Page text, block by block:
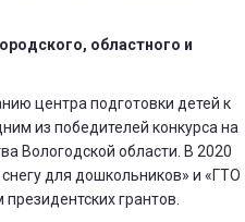
областного и
центра подготовки детей к
из победителей конкурса на
Вологодской области. В 2020
для дошкольников» и «ГТО
грантов.